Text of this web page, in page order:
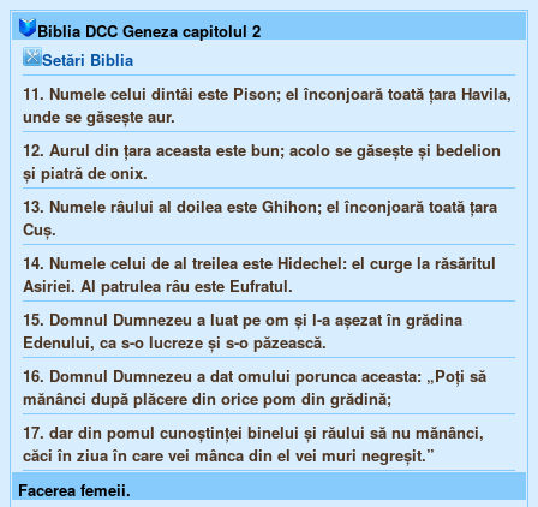
Biblia DCC Geneza capitolul 2
Setări Biblia
11. Numele celui dintâi este Pison; el înconjoară toată ţara Havila,
unde se găseşte aur.
12. Aurul din ţara aceasta este bun; acolo se găseşte şi bedelion
şi piatră de onix.
13. Numele râului al doilea este Ghihon; el înconjoară toată ţara
Cuş.
14. Numele celui de al treilea este Hidechel: el curge la răsăritul
Asiriei. Al patrulea râu este Eufratul.
15. Domnul Dumnezeu a luat pe om şi l-a aşezat în grădina
Edenului, ca s-o lucreze şi s-o păzească.
16. Domnul Dumnezeu a dat omului porunca aceasta: „Poţi să
mănânci după plăcere din orice pom din grădină;
17. dar din pomul cunoştinţei binelui şi răului să nu mănânci,
căci în ziua în care vei mânca din el vei muri negreşit.”
Facerea femeii.